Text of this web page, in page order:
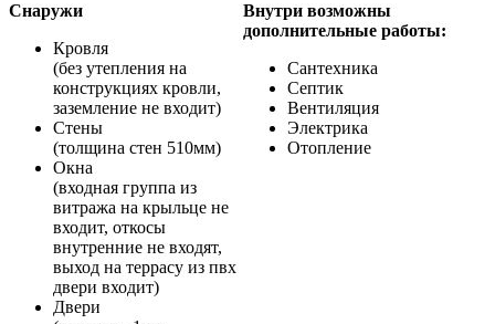
Снаружи
Кровля
(без утепления на
конструкциях кровли,
заземление не входит)
Стены
(толщина стен 510мм)
Окна
(входная группа из
витража на крыльце не
входит, откосы
внутренние не входят,
выход на террасу из пвх
двери входит)
Двери
Внутри возможны
дополнительные работы:
Сантехника
Септик
Вентиляция
Электрика
Отопление